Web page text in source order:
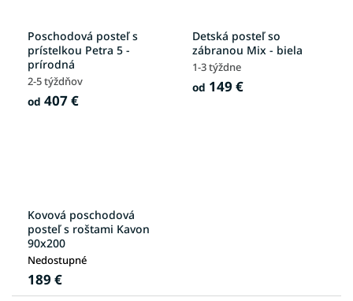
Poschodová posteľ s
prístelkou Petra 5 -
prírodná
2-5 týždňov
od 407 €
Detská posteľ so
zábranou Mix - biela
1-3 týždne
od 149 €
Kovová poschodová
posteľ s roštami Kavon
90x200
Nedostupné
189 €